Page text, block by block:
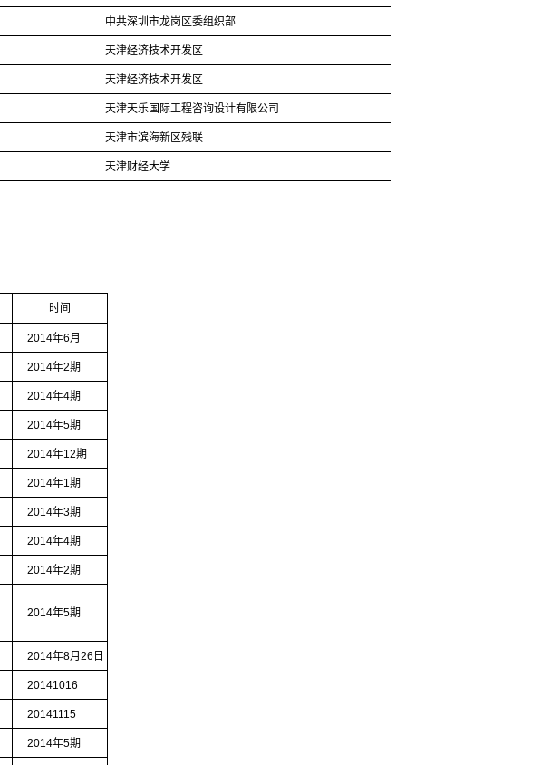
中共深圳市龙岗区委组织部
天津经济技术开发区
天津经济技术开发区
天津天乐国际工程咨询设计有限公司
天津市滨海新区残联
天津财经大学
时间
2014年6月
2014年2期
2014年4期
2014年5期
2014年12期
2014年1期
2014年3期
2014年4期
2014年2期
2014年5期
2014年8月26 日
20141016
20141115
2014年5期